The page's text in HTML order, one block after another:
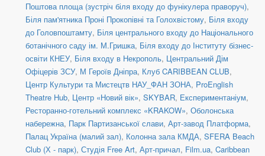
Поштова площа (зустріч біля входу до фунікулера праворуч),
Біля пам'ятника Проні Прокопівні та Голохвістому, Біля входу
до Головпоштамту, Біля центрального входу до Національного
ботанічного саду ім. М.Гришка, Біля входу до Інституту бізнес-
освіти КНЕУ, Біля входу в Некрополь, Центральний Дім
Офіцерів ЗСУ, М Героїв Дніпра, Клуб CARIBBEAN CLUB,
Центр Культури та Мистецтв НАУ_ФАН ЗОНА, ProEnglish
Theatre Hub, Центр «Новий вік», SKYBAR, Експериментаніум,
Ресторанно-готельний комплекс «KRAKOW», Оболонська
набережна, Парк Партизанської слави, Арт-завод Платформа,
Палац Україна (малий зал), Колонна зала КМДА, SFERA Beach
Club (Х - парк), Студія Free Art, Арт-причал, Film.ua, Caribbean